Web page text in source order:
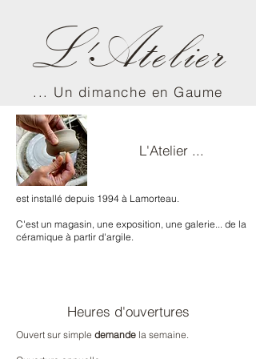
... Un dimanche en Gaume
L'Atelier
L'Atelier ...
est installé depuis 1994 à Lamorteau.
C'est un magasin, une exposition, une galerie... de la
céramique à partir d'argile.
Heures d'ouvertures
Ouvert sur simple demande la semaine.